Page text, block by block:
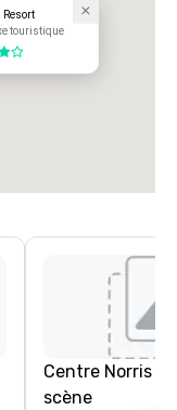
Resort
touristique
Centre Norris
scène